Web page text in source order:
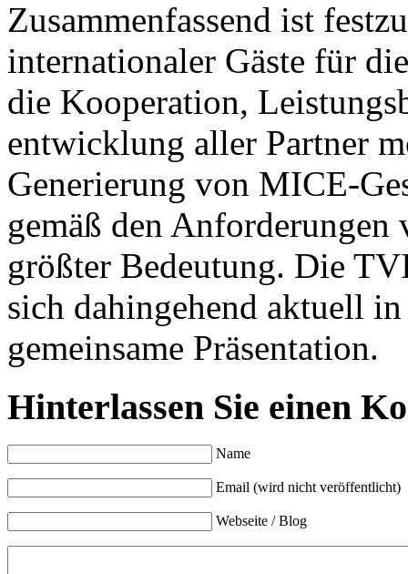
Zusammenfassend ist
internationaler Gäste für
die Kooperation,
entwicklung aller Partner
Generierung von MICE-
gemäß den Anforderungen
größter Bedeutung. Die
sich dahingehend aktuell
gemeinsame Präsentation.
Hinterlassen Sie einen
Name
Email (wird nicht veröffentlicht)
Webseite / Blog